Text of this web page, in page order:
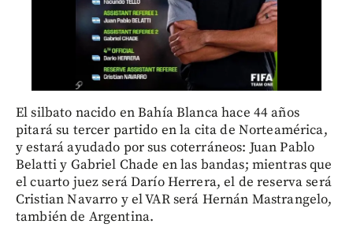
El silbato nacido en Bahía Blanca hace 44 años
pitará su tercer partido en la cita de Norteamérica,
y estará ayudado por sus coterráneos: Juan Pablo
Belatti y Gabriel Chade en las bandas; mientras que
el cuarto juez será Darío Herrera, el de reserva será
Cristian Navarro y el VAR será Hernán Mastrangelo,
también de Argentina.